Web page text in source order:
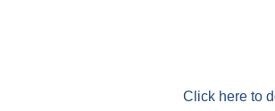
Click here to